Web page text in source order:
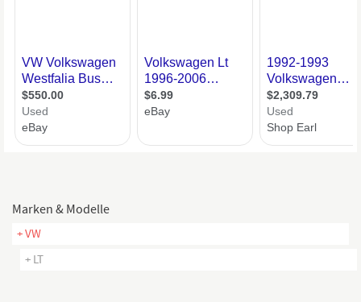
Marken & Modelle
+ VW
+ LT